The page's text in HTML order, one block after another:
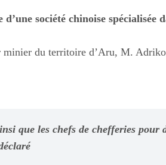
société chinoise
du territoire d’Aru, M.
que les chefs de chefferies